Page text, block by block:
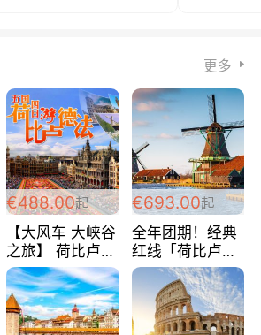
更多
€488.00起
【大风车 大峡谷
之旅】 荷比卢德
法 巴黎上下 经
典五国四日游
488欧/人
€693.00起
全年团期！经典
红线「荷比卢德
法」七天循环 五
国 仅售99欧/人/
天！巴黎上下！
包拼房~